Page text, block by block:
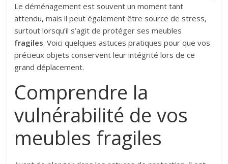
Le déménagement est souvent un moment tant
attendu, mais il peut également être source de stress,
surtout lorsqu’il s’agit de protéger ses meubles
fragiles. Voici quelques astuces pratiques pour que vos
précieux objets conservent leur intégrité lors de ce
grand déplacement.
Comprendre la
vulnérabilité de vos
meubles fragiles